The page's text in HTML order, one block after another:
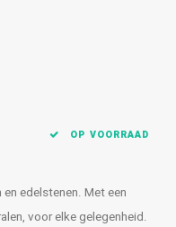
OP VOORRAAD
edelstenen. Met een
voor elke gelegenheid.